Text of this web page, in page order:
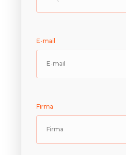
E-mail
Firma